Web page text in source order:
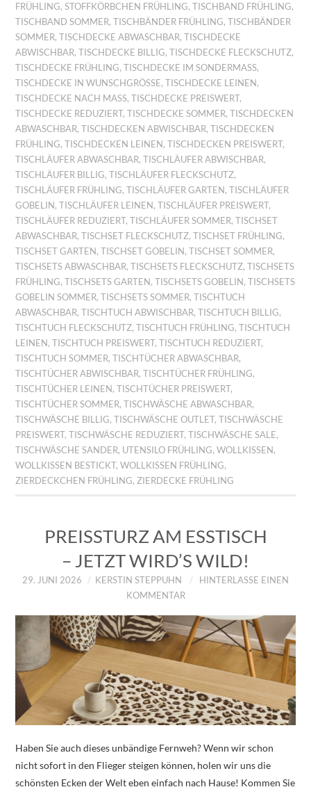
FRÜHLING,STOFFKÖRBCHEN FRÜHLING,TISCHBAND FRÜHLING,
TISCHBAND SOMMER,TISCHBÄNDER FRÜHLING,TISCHBÄNDER
SOMMER,TISCHDECKE ABWASCHBAR,TISCHDECKE
ABWISCHBAR,TISCHDECKE BILLIG,TISCHDECKE FLECKSCHUTZ,
TISCHDECKE FRÜHLING,TISCHDECKE IM SONDERMASS ,
TISCHDECKE IN WUNSCHGRÖSSE ,TISCHDECKE LEINEN ,
TISCHDECKE NACH MASS ,TISCHDECKE PREISWERT,
TISCHDECKE REDUZIERT,TISCHDECKE SOMMER,TISCHDECKEN
ABWASCHBAR,TISCHDECKEN ABWISCHBAR,TISCHDECKEN
FRÜHLING,TISCHDECKEN LEINEN ,TISCHDECKEN PREISWERT,
TISCHLÄUFER ABWASCHBAR,TISCHLÄUFER ABWISCHBAR,
TISCHLÄUFER BILLIG,TISCHLÄUFER FLECKSCHUTZ,
TISCHLÄUFER FRÜHLING,TISCHLÄUFER GARTEN ,TISCHLÄUFER
GOBELIN ,TISCHLÄUFER LEINEN ,TISCHLÄUFER PREISWERT,
TISCHLÄUFER REDUZIERT,TISCHLÄUFER SOMMER,TISCHSET
ABWASCHBAR,TISCHSET FLECKSCHUTZ,TISCHSET FRÜHLING,
TISCHSET GARTEN ,TISCHSET GOBELIN ,TISCHSET SOMMER,
TISCHSETS ABWASCHBAR,TISCHSETS FLECKSCHUTZ,TISCHSETS
FRÜHLING,TISCHSETS GARTEN ,TISCHSETS GOBELIN ,TISCHSETS
GOBELIN SOMMER,TISCHSETS SOMMER,TISCHTUCH
ABWASCHBAR,TISCHTUCH ABWISCHBAR,TISCHTUCH BILLIG,
TISCHTUCH FLECKSCHUTZ,TISCHTUCH FRÜHLING,TISCHTUCH
LEINEN ,TISCHTUCH PREISWERT,TISCHTUCH REDUZIERT,
TISCHTUCH SOMMER,TISCHTÜCHER ABWASCHBAR,
TISCHTÜCHER ABWISCHBAR,TISCHTÜCHER FRÜHLING,
TISCHTÜCHER LEINEN ,TISCHTÜCHER PREISWERT,
TISCHTÜCHER SOMMER,TISCHWÄSCHE ABWASCHBAR,
TISCHWÄSCHE BILLIG,TISCHWÄSCHE OUTLET,TISCHWÄSCHE
PREISWERT,TISCHWÄSCHE REDUZIERT,TISCHWÄSCHE SALE,
TISCHWÄSCHE SANDER, UTENSILO FRÜHLING,WOLLKISSEN ,
WOLLKISSEN BESTICKT,WOLLKISSEN FRÜHLING,
ZIERDECKCHEN FRÜHLING, ZIERDECKE FRÜHLING
PREISSTURZ AM ESSTISCH
– JETZT WIRD’S WILD!
29. JUNI 2026 KERSTIN STEPPUHN
HINTERLASSE EINEN
KOMMENTAR
Haben Sie auch dieses unbändige Fernweh? Wenn wir schon
nicht sofort in den Flieger steigen können, holen wir uns die
schönsten Ecken der Welt eben einfach nach Hause! Kommen Sie